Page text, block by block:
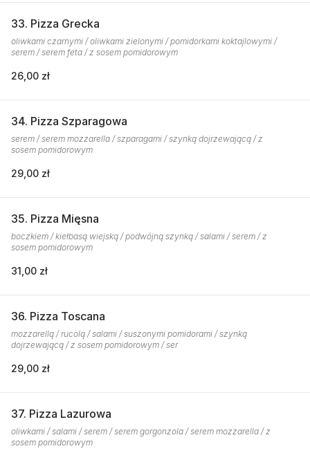
33. Pizza Grecka
oliwkami czarnymi / oliwkami zielonymi / pomidorkami koktajlowymi /
serem / serem feta / z sosem pomidorowym
26,00 zł
34. Pizza Szparagowa
serem / serem mozzarella / szparagami / szynką dojrzewającą / z
sosem pomidorowym
29,00 zł
35. Pizza Mięsna
boczkiem / kiełbasą wiejską / podwójną szynką / salami / serem / z
sosem pomidorowym
31,00 zł
36. Pizza Toscana
mozzarellą / rucolą / salami / suszonymi pomidorami / szynką
dojrzewającą / z sosem pomidorowym / ser
29,00 zł
37. Pizza Lazurowa
oliwkami / salami / serem / serem gorgonzola / serem mozzarella / z
sosem pomidorowym